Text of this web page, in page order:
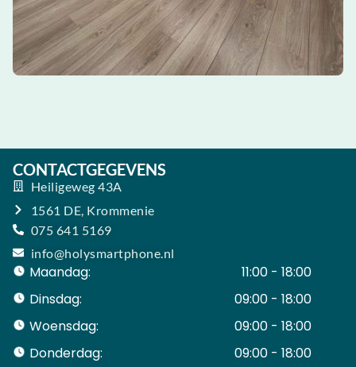
CONTACTGEGEVENS
Heiligeweg 43A
1561 DE, Krommenie
075 641 5169
info@holysmartphone.nl
Maandag:
11:00 - 18:00
Dinsdag:
09:00 - 18:00
Woensdag:
09:00 - 18:00
Donderdag:
09:00 - 18:00